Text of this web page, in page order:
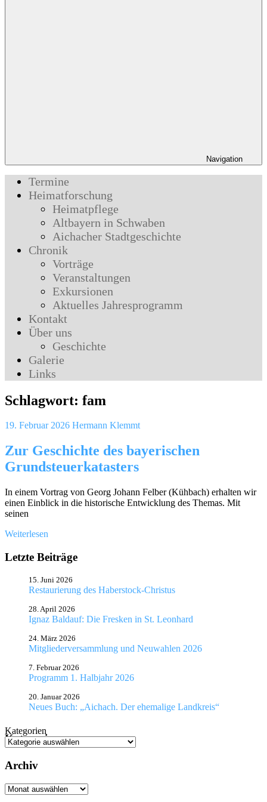
Navigation
Termine
Heimatforschung
Heimatpflege
Altbayern in Schwaben
Aichacher Stadtgeschichte
Chronik
Vorträge
Veranstaltungen
Exkursionen
Aktuelles Jahresprogramm
Kontakt
Über uns
Geschichte
Galerie
Links
Schlagwort: fam
19. Februar 2026 Hermann Klemmt
Zur Geschichte des bayerischen
Grundsteuerkatasters
In einem Vortrag von Georg Johann Felber (Kühbach) erhalten wir
einen Einblick in die historische Entwicklung des Themas. Mit
seinen
Weiterlesen
Letzte Beiträge
Restaurierung des Haberstock-Christus
15. Juni 2026
Ignaz Baldauf: Die Fresken in St. Leonhard
28. April 2026
Mitgliederversammlung und Neuwahlen 2026
24. März 2026
Programm 1. Halbjahr 2026
7. Februar 2026
Neues Buch: „Aichach. Der ehemalige Landkreis“
20. Januar 2026
Kategorien
Kategorien
Archiv
Archiv